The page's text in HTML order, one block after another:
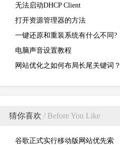
卡硬件加速功能
无法启动DHCP Client
打开资源管理器的方法
一键还原和重装系统有什么不同?
电脑声音设置教程
网站优化之如何布局长尾关键词？
猜你喜欢 / Before You Like
谷歌正式实行移动版网站优先索